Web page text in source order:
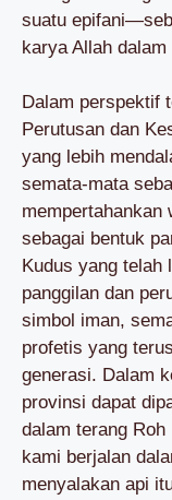
suatu
karya Allah
Dalam perspektif
Perutusan dan
yang lebih
semata-mata
mempertahankan
sebagai bentuk
Kudus yang telah
panggilan dan
simbol iman,
profetis yang
generasi. Dalam
provinsi dapat
dalam terang
kami berjalan
menyalakan api